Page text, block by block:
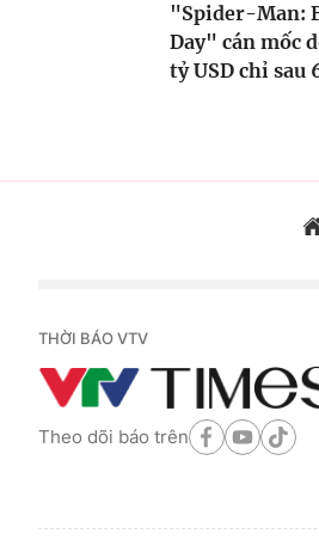
"Spider-Man:
Day" cán mốc
tỷ USD chỉ sau
THỜI BÁO VTV
Theo dõi báo trên